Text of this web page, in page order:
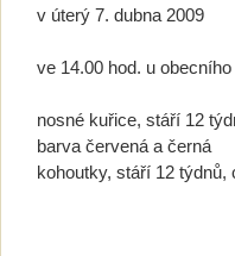
v úterý 7. dubna 2009
ve 14.00 hod. u
nosné kuřice, stáří 12
barva červená a černá
kohoutky, stáří 12 týdnů,